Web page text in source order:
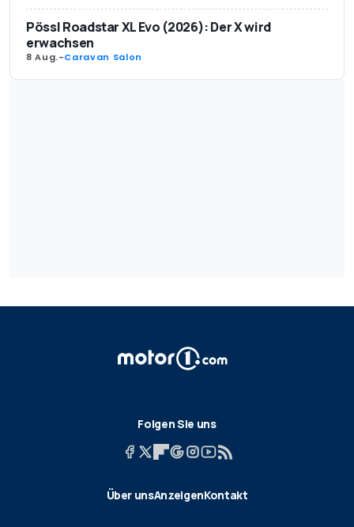
Pössl Roadstar XL Evo (2026): Der X wird
erwachsen
8 Aug.-Caravan Salon
Folgen Sie uns
Über unsAnzeigenKontakt